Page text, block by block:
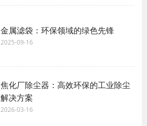
金属滤袋：环保领域的绿色先锋
2025-09-16
焦化厂除尘器：高效环保的工业除尘
解决方案
2026-03-16